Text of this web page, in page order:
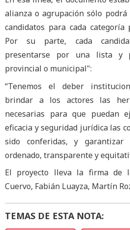
alianza o agrupación sólo
candidatos para cada
Por su parte, cada
presentarse por una lista y
provincial o municipal":
“Tenemos el deber
brindar a los actores las
necesarias para que puedan
eficacia y seguridad jurídica las
sido conferidas, y garantizar
ordenado, transparente y
El proyecto lleva la firma de
Cuervo, Fabián Luayza, Martín
TEMAS DE ESTA NOTA: